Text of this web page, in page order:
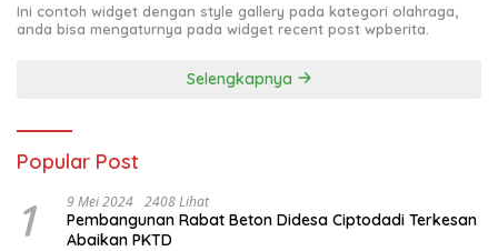
Ini contoh widget dengan style gallery pada kategori olahraga,
anda bisa mengaturnya pada widget recent post wpberita.
Selengkapnya
Popular Post
1 9 Mei 2024 2408 Lihat
Pembangunan Rabat Beton Didesa Ciptodadi Terkesan
Abaikan PKTD